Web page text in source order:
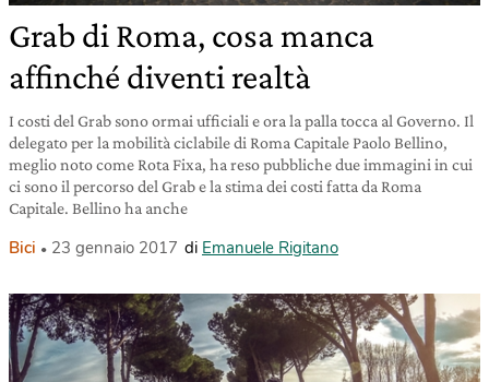
Grab di Roma, cosa manca
affinché diventi realtà
I costi del Grab sono ormai ufficiali e ora la palla tocca al Governo. Il
delegato per la mobilità ciclabile di Roma Capitale Paolo Bellino,
meglio noto come Rota Fixa, ha reso pubbliche due immagini in cui
ci sono il percorso del Grab e la stima dei costi fatta da Roma
Capitale. Bellino ha anche
Bici 23 gennaio 2017 di Emanuele Rigitano